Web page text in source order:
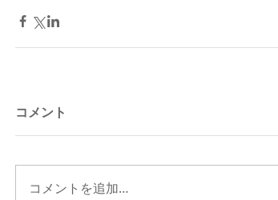
コメント
コメントを追加…